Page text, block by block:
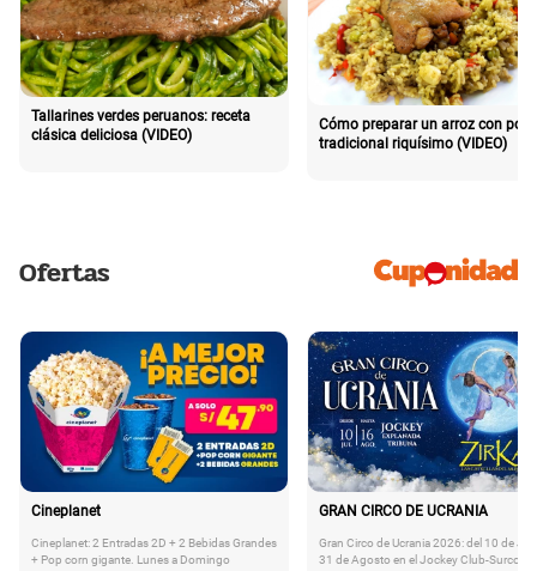
Tallarines verdes peruanos: receta
clásica deliciosa (VIDEO)
Cómo preparar un arroz con pollo
tradicional riquísimo (VIDEO)
Ofertas
Cineplanet
Cineplanet: 2 Entradas 2D + 2 Bebidas Grandes
+ Pop corn gigante. Lunes a Domingo
GRAN CIRCO DE UCRANIA
Gran Circo de Ucrania 2026: del 10 de
31 de Agosto en el Jockey Club-Surco